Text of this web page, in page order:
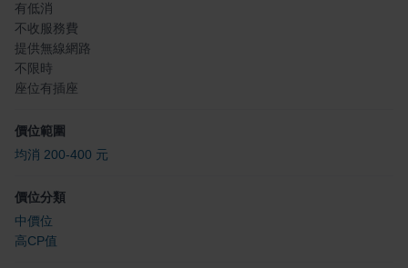
有低消
不收服務費
提供無線網路
不限時
座位有插座
價位範圍
均消 200-400 元
價位分類
中價位
高CP值